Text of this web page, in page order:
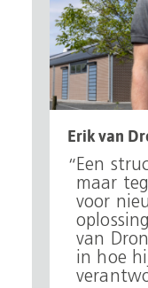
Erik van
Een
maar
voor
van
in hoe